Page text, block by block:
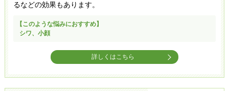
るなどの効果もあります。
【このような悩みにおすすめ】
シワ、小顔
詳しくはこちら